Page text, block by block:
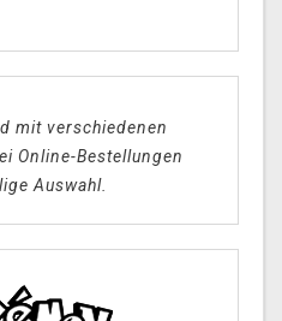
mit verschiedenen
Online-Bestellungen
Auswahl.